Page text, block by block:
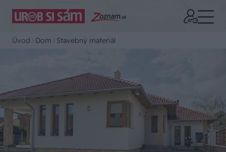
Úvod Dom Stavebný materiál